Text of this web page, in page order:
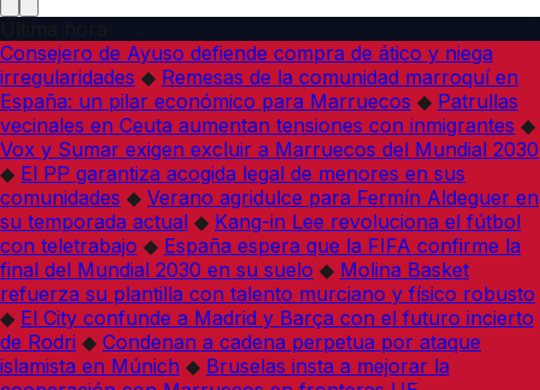
Consejero de Ayuso defiende compra de ático y niega
irregularidades ◆ Remesas de la comunidad marroquí en
España: un pilar económico para Marruecos ◆ Patrullas
vecinales en Ceuta aumentan tensiones con inmigrantes ◆
Vox y Sumar exigen excluir a Marruecos del Mundial 2030
◆ El PP garantiza acogida legal de menores en sus
comunidades ◆ Verano agridulce para Fermín Aldeguer en
su temporada actual ◆ Kang-in Lee revoluciona el fútbol
con teletrabajo ◆ España espera que la FIFA confirme la
final del Mundial 2030 en su suelo ◆ Molina Basket
refuerza su plantilla con talento murciano y físico robusto
◆ El City confunde a Madrid y Barça con el futuro incierto
de Rodri ◆ Condenan a cadena perpetua por ataque
islamista en Múnich ◆ Bruselas insta a mejorar la